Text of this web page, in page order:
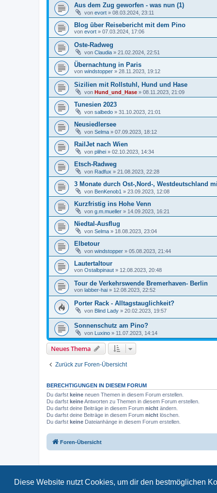
Diese Website nutzt Cookies, um dir den bestmöglichen
Aus dem Zug geworfen - was nun (1)
von evort » 08.03.2024, 23:11
Blog über Reisebericht mit dem Pino
von evort » 07.03.2024, 17:06
Oste-Radweg
von Claudia » 21.02.2024, 22:51
Übernachtung in Paris
von windstopper » 28.11.2023, 19:12
Sizilien mit Rollstuhl, Hund und Hase
von Hund_und_Hase » 08.11.2023, 21:09
Tunesien 2023
von salbedo » 31.10.2023, 21:01
Neusiedlersee
von Selma » 07.09.2023, 18:12
RailJet nach Wien
von plihei » 02.10.2023, 14:34
Etsch-Radweg
von Radfux » 21.08.2023, 22:28
3 Monate durch Ost-,Nord-, Westdeutschland
von BenKenob1 » 23.09.2023, 12:08
Kurzfristig ins Hohe Venn
von g.m.mueller » 14.09.2023, 16:21
Niedtal-Ausflug
von Selma » 18.08.2023, 23:04
Elbetour
von windstopper » 05.08.2023, 21:44
Lautertaltour
von Ostalbpinaut » 12.08.2023, 20:48
Tour de Verkehrswende Bremerhaven- Berlin
von labber-hai » 12.08.2023, 22:52
Porter Rack - Alltagstauglichkeit?
von Blind Lady » 20.02.2023, 19:57
Sonnenschutz am Pino?
von Luxino » 11.07.2023, 14:14
Neues Thema
Zurück zur Foren-Übersicht
BERECHTIGUNGEN IN DIESEM FORUM
Du darfst keine neuen Themen in diesem Forum erstellen.
Du darfst keineAntworten zu Themen in diesem Forum erstellen.
Du darfst deine Beiträge in diesem Forum nicht ändern.
Du darfst deine Beiträge in diesem Forum nicht löschen.
Du darfst keine Dateianhänge in diesem Forum erstellen.
Foren-Übersicht